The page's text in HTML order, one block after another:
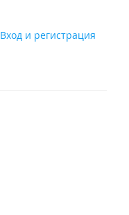
Вход и регистрация